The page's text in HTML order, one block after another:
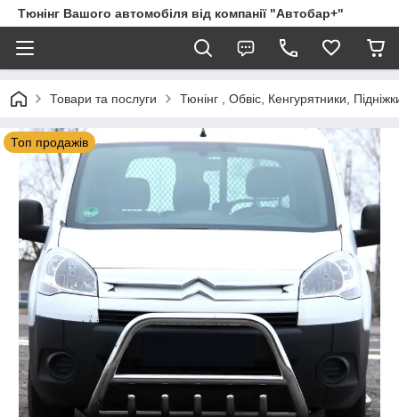
Тюнінг Вашого автомобіля від компанії "Автобар+"
Товари та послуги Тюнінг , Обвіс, Кенгурятники,
Топ продажів